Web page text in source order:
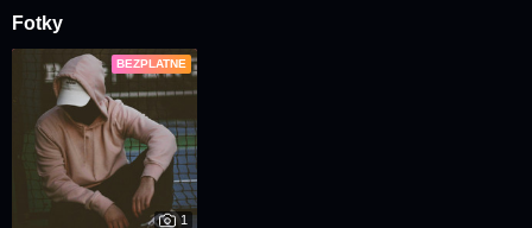
Fotky
BEZPLATNE
1